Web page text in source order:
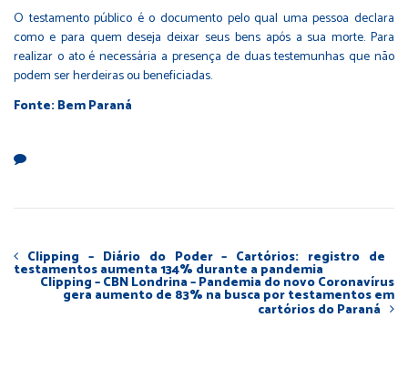
O testamento público é o documento pelo qual uma pessoa declara
como e para quem deseja deixar seus bens após a sua morte. Para
realizar o ato é necessária a presença de duas testemunhas que não
podem ser herdeiras ou beneficiadas.
Fonte: Bem Paraná
Clipping – Diário do Poder – Cartórios: registro de
testamentos aumenta 134% durante a pandemia
Clipping – CBN Londrina – Pandemia do novo Coronavírus
gera aumento de 83% na busca por testamentos em
cartórios do Paraná